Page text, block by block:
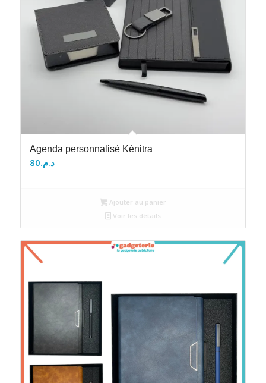
Agenda personnalisé Kénitra
د.م.80
Ajouter au panier
Voir les détails